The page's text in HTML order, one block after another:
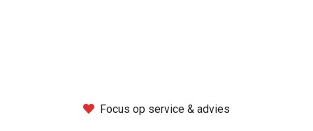
Focus op service & advies